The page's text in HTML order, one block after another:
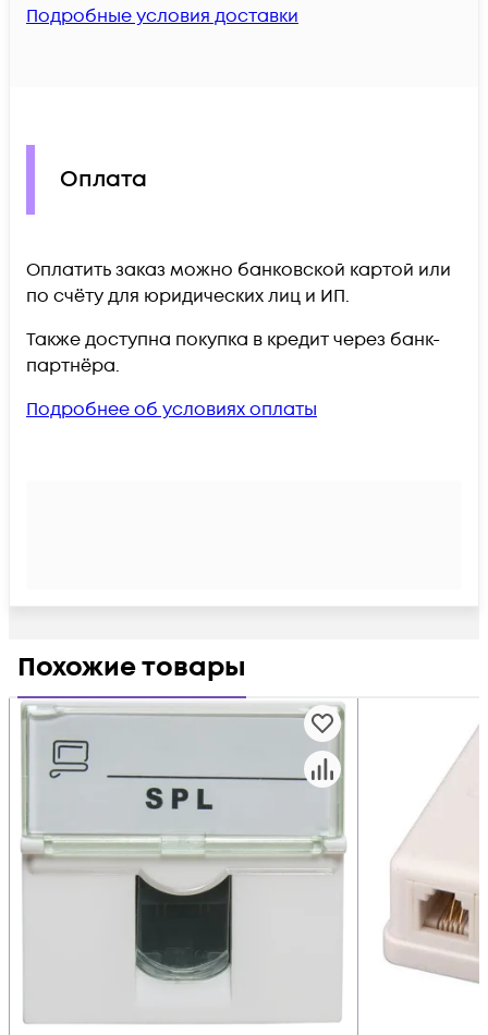
Подробные условия доставки
Оплата
Оплатить заказ можно банковской картой или
по счёту для юридических лиц и ИП.
Также доступна покупка в кредит через банк-
партнёра.
Подробнее об условиях оплаты
Похожие товары